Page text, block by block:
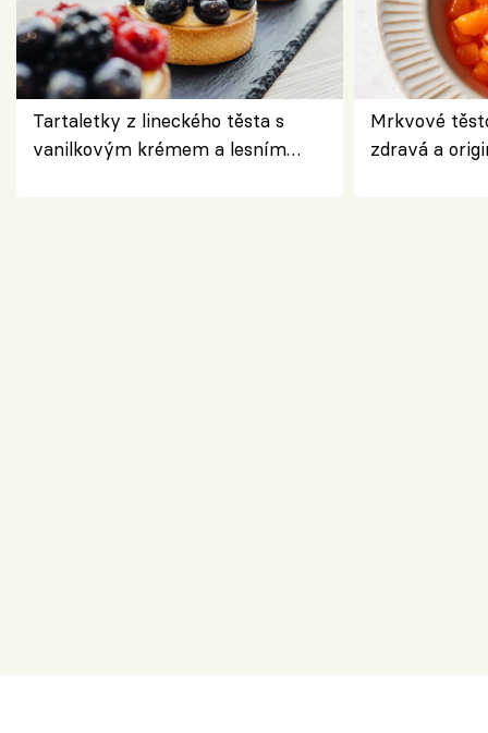
Tartaletky z lineckého těsta s
vanilkovým krémem a lesním
Mrkvové
zdravá a